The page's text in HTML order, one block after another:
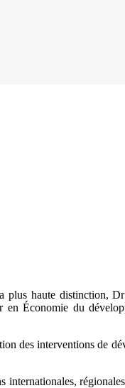
haute distinction,
Économie du
des interventions de